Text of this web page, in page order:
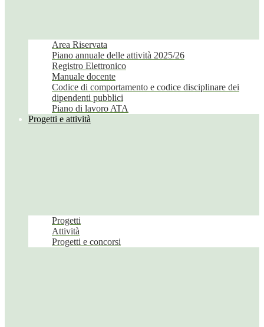
Area Riservata
Piano annuale delle attività 2025/26
Registro Elettronico
Manuale docente
Codice di comportamento e codice disciplinare dei
dipendenti pubblici
Piano di lavoro ATA
Progetti e attività
Progetti
Attività
Progetti e concorsi